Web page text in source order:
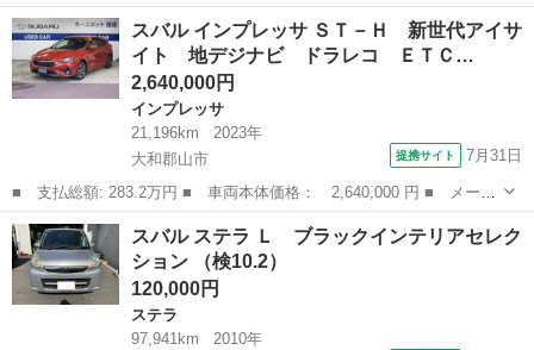
名： スバル ■ 車種名： レヴォーグ ■ グレード名： １．６Ｓ
ＴＩスポーツアイサイト ブラックセレクション 車検整備付 レカ
ロシート ...
奈良 奈良市
スバル インプレッサ ＳＴ－Ｈ 新世代アイサ
イト 地デジナビ ドラレコ ＥＴＣ…
2,640,000円
インプレッサ
21,196km
2023年
大和郡山市
提携サイト 7月31日
■ 支払総額: 283.2万円 ■ 車両本体価格： 2,640,000 円 ■ メーカ
ー名： スバル ■ 車種名： インプレッサ ■ グレード名： ＳＴ
－Ｈ 新世代アイサイト 地デジナビ ドラレコ ＥＴＣ バックカ
メラ サ...
奈良 大和郡山市
スバル ステラ Ｌ ブラックインテリアセレク
ション （検10.2）
120,000円
ステラ
97,941km
2010年